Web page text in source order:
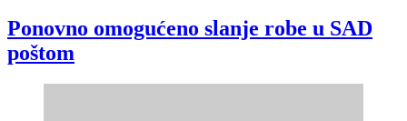
Ponovno omogućeno slanje robe u SAD
poštom